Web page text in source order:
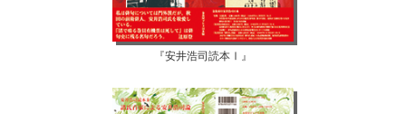
『安井浩司読本Ⅰ』